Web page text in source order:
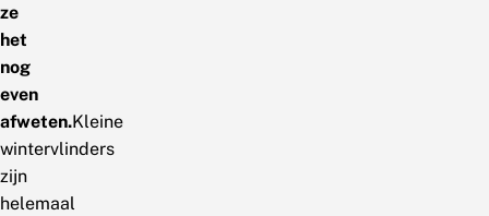
ze
het
nog
even
afweten.Kleine
wintervlinders
zijn
helemaal